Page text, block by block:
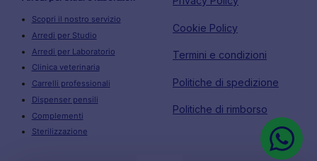
Scopri il nostro servizio
Arredi per Studio
Arredi per Laboratorio
Clinica veterinaria
Carrelli professionali
Dispenser pensili
Complementi
Sterilizzazione
Cookie Policy
Termini e condizioni
Politiche di spedizione
Politiche di rimborso